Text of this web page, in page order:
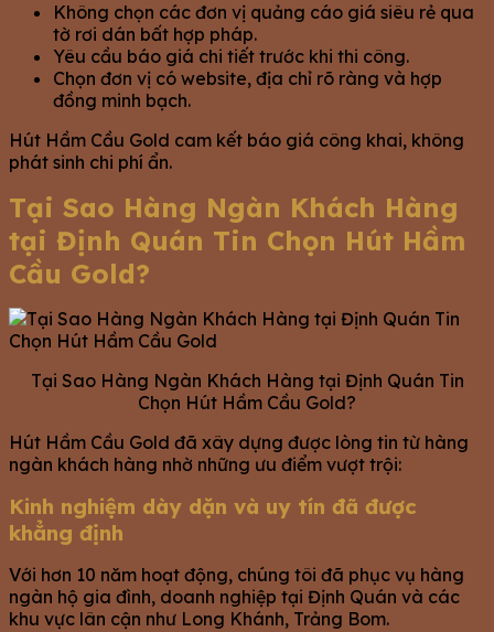
Không chọn các đơn vị quảng cáo giá siêu rẻ qua
tờ rơi dán bất hợp pháp.
Yêu cầu báo giá chi tiết trước khi thi công.
Chọn đơn vị có website, địa chỉ rõ ràng và hợp
đồng minh bạch.
Hút Hầm Cầu Gold cam kết báo giá công khai, không
phát sinh chi phí ẩn.
Tại Sao Hàng Ngàn Khách Hàng
tại Định Quán Tin Chọn Hút Hầm
Cầu Gold?
Tại Sao Hàng Ngàn Khách Hàng tại Định Quán Tin
Chọn Hút Hầm Cầu Gold?
Hút Hầm Cầu Gold đã xây dựng được lòng tin từ hàng
ngàn khách hàng nhờ những ưu điểm vượt trội:
Kinh nghiệm dày dặn và uy tín đã được
khẳng định
Với hơn 10 năm hoạt động, chúng tôi đã phục vụ hàng
ngàn hộ gia đình, doanh nghiệp tại Định Quán và các
khu vực lân cận như Long Khánh, Trảng Bom.